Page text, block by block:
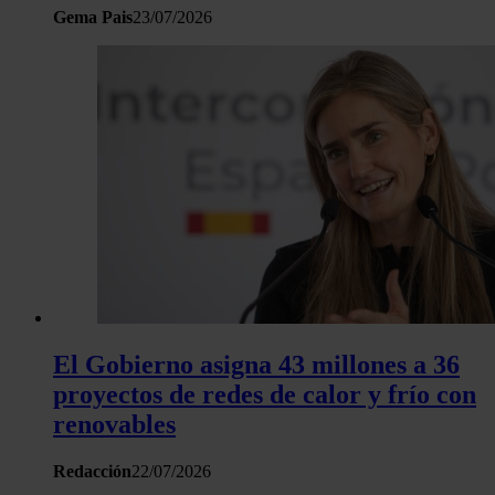
análisis web, quienes pueden combinarla con otra
Gema Pais23/07/2026
El Gobierno asigna 43 millones a 36
proyectos de redes de calor y frío con
renovables
Redacción22/07/2026